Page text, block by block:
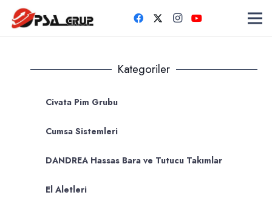
Kategoriler
Civata Pim Grubu
Cumsa Sistemleri
DANDREA Hassas Bara ve Tutucu Takımlar
El Aletleri